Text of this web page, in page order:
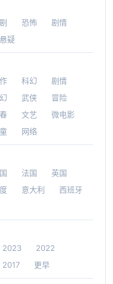
恐怖
剧情
悬疑
科幻
剧情
武侠
冒险
文艺
微电影
网络
法国
英国
意大利
西班牙
2023
2022
2017 更早